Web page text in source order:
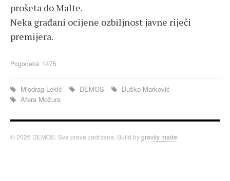
prošeta do Malte.
Neka građani ocijene ozbiljnost javne riječi
premijera.
Pogodaka: 1475
Miodrag Lekić DEMOS
Duško Marković
Afera Možura
© 2026 DEMOS. Sva prava zadržana. Build bygravity made